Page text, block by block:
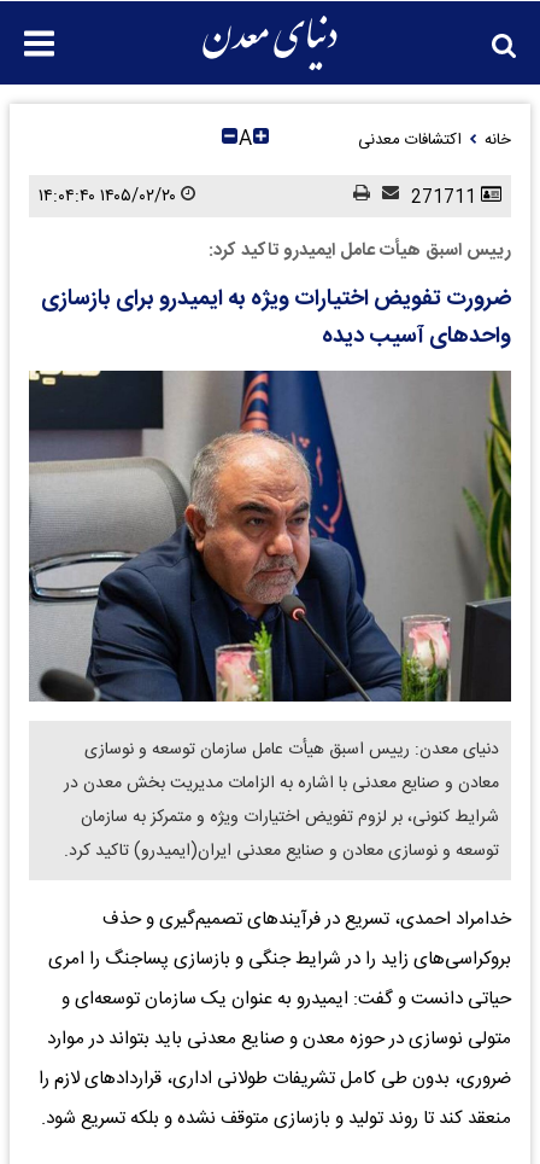
خانه اکتشافات معدنی A
رییس اسبق هیأت عامل ایمیدرو تاکید کرد:
ضرورت تفویض اختیارات ویژه به ایمیدرو برای بازسازی
واحدهای آسیب دیده
دنیای معدن: رییس اسبق هیأت عامل سازمان توسعه و نوسازی
معادن و صنایع معدنی با اشاره به الزامات مدیریت بخش معدن در
شرایط کنونی، بر لزوم تفویض اختیارات ویژه و متمرکز به سازمان
توسعه و نوسازی معادن و صنایع معدنی ایران(ایمیدرو) تاکید کرد.
خدامراد احمدی، تسریع در فرآیندهای تصمیم‌گیری و حذف
بروکراسی‌های زاید را در شرایط جنگی و بازسازی پساجنگ را امری
حیاتی دانست و گفت: ایمیدرو به عنوان یک سازمان توسعه‌ای و
متولی نوسازی در حوزه معدن و صنایع معدنی باید بتواند در موارد
ضروری، بدون طی کامل تشریفات طولانی اداری، قراردادهای لازم را
منعقد کند تا روند تولید و بازسازی متوقف نشده و بلکه تسریع شود.